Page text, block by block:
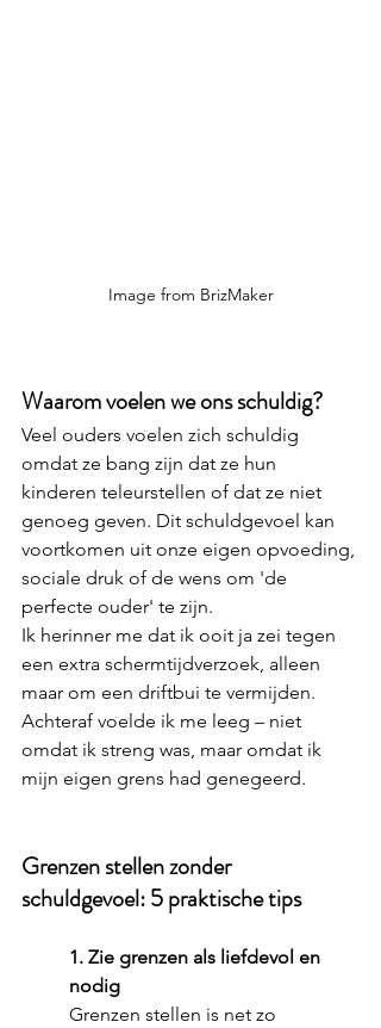
Image from BrizMaker
Waarom voelen we ons schuldig?
Veel ouders voelen zich schuldig
omdat ze bang zijn dat ze hun
kinderen teleurstellen of dat ze niet
genoeg geven. Dit schuldgevoel kan
voortkomen uit onze eigen opvoeding,
sociale druk of de wens om 'de
perfecte ouder' te zijn.
Ik herinner me dat ik ooit ja zei tegen
een extra schermtijdverzoek, alleen
maar om een driftbui te vermijden.
Achteraf voelde ik me leeg – niet
omdat ik streng was, maar omdat ik
mijn eigen grens had genegeerd.
Grenzen stellen zonder
schuldgevoel: 5 praktische tips
1. Zie grenzen als liefdevol en
nodig
Grenzen stellen is net zo